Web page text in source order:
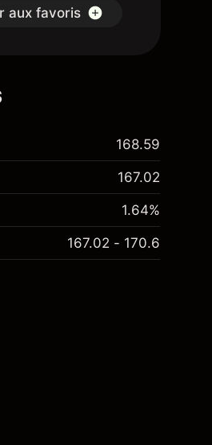
aux favoris
168.59
167.02
1.64%
167.02 - 170.6